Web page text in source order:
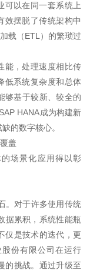
可以在同一套系统上
效摆脱了传统架构中
载（ETL）的繁琐过
能，处理速度相比传
低系统复杂度和总体
够基于较新、较全的
HANA成为构建新
的数字核心。
盖
场景化应用得以彰
。对于许多使用传统
据累积，系统性能瓶
仅是技术的迭代，更
份有限公司在运行
的挑战。通过升级至